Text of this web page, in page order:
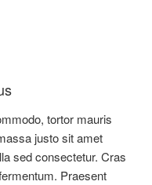
tortor mauris
justo sit amet
sed consectetur. Cras
Praesent